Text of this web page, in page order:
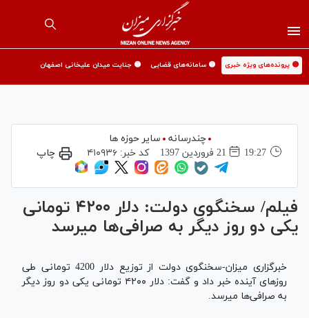
🟡 پرونده‌های ویژه خبری 🟡 سامانه‌های قضایی 🟡 جنایت میدان علیخانی اصفهان
چندرسانه
سایر حوزه ها
19:27
21 فروردين 1397 کد خبر:۴۱۰۹۳۶ چاپ
فیلم/ سخنگوی دولت: دلار ۴۲۰۰ تومانی
یکی دو روز دیگر به صرافی‌ها میرسد
خبرگزاری میزان-سخنگوی دولت از توزیع دلار 4200 تومانی طی
روزهای آینده خبر داد و گفت: دلار ۴۲۰۰ تومانی یکی دو روز دیگر
به صرافی‌ها میرسد.